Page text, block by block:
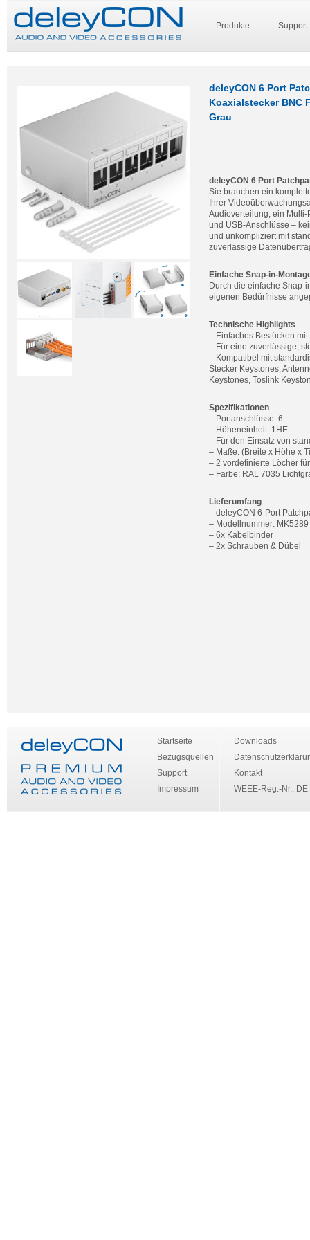
Produkte Support
deleyCON 6 Port
Koaxialstecker BNC
Grau
deleyCON 6 Port
Sie brauchen ein
Ihrer
Audioverteilung, ein
und USB-Anschlüsse –
und unkompliziert mit
zuverlässige
Einfache Snap-in-
Durch die einfache Snap-
eigenen Bedürfnisse
Technische Highlights
– Einfaches Bestücken
– Für eine zuverlässige,
– Kompatibel mit
Stecker Keystones,
Keystones, Toslink
Spezifikationen
– Portanschlüsse: 6
– Höheneinheit: 1HE
– Für den Einsatz von
– Maße: (Breite x Höhe x
– 2 vordefinierte Löcher
– Farbe: RAL 7035
Lieferumfang
– deleyCON 6-Port
– Modellnummer: MK5289
– 6x Kabelbinder
– 2x Schrauben & Dübel
Startseite
Bezugsquellen
Support
Impressum
Downloads
Kontakt
WEEE-Reg.-Nr.: